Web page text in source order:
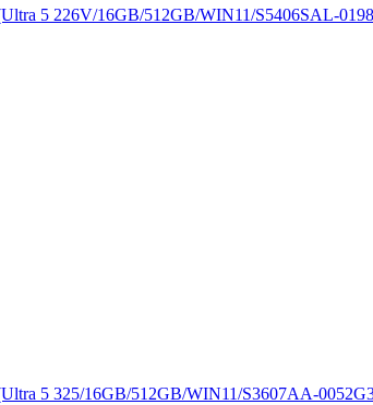
5 226V/16GB/512GB/WIN11/S5406SAL-
5 325/16GB/512GB/WIN11/S3607AA-